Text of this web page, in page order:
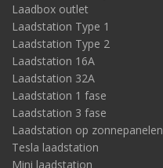
Laadbox outlet
Laadstation Type 1
Laadstation Type 2
Laadstation 16A
Laadstation 32A
Laadstation 1 fase
Laadstation 3 fase
Laadstation op zonnepanelen
Tesla laadstation
Mini laadstation